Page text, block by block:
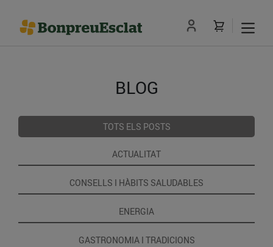
BLOG
TOTS ELS POSTS
ACTUALITAT
CONSELLS I HÀBITS SALUDABLES
ENERGIA
GASTRONOMIA I TRADICIONS